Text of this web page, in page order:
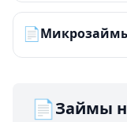
📄
📄Займы